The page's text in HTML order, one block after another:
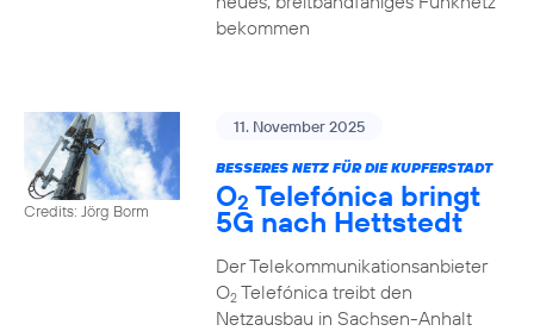
bekommen
Credits: Jörg Borm
11. November 2025
BESSERES NETZ FÜR DIE KUPFERSTADT
O2 Telefónica bringt
5G nach Hettstedt
Der Telekommunikationsanbieter
O2Telefónica treibt den
Netzausbau in Sachsen-Anhalt